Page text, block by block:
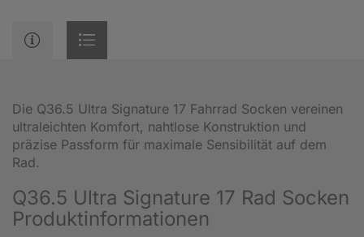
Die Q36.5 Ultra Signature 17 Fahrrad Socken vereinen
ultraleichten Komfort, nahtlose Konstruktion und
präzise Passform für maximale Sensibilität auf dem
Rad.
Q36.5 Ultra Signature 17 Rad Socken
Produktinformationen